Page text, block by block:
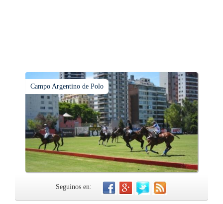
Campo Argentino de Polo
Seguinos en: